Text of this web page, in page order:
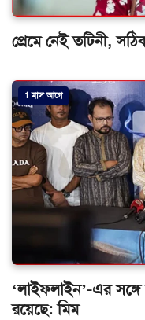
প্রেমে নেই তটিনী,
1 মাস আগে
‘লাইফলাইন’-এর
রয়েছে: মিম